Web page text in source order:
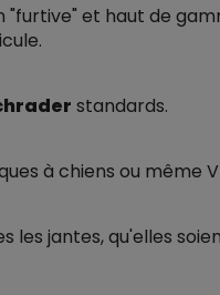
"furtive" et haut de
standards.
à chiens ou même
jantes, qu'elles